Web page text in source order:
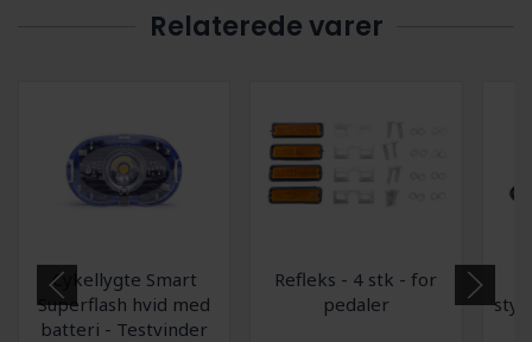
Relaterede varer
Cykellygte Smart
Superflash hvid med
batteri - Testvinder
Refleks - 4 stk - for
pedaler